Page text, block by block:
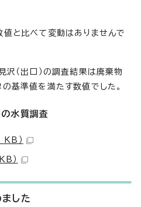
と比べて変動はありませんで
（出口）の調査結果は廃棄物
基準値を満たす数値でした。
水質調査
）
）
した